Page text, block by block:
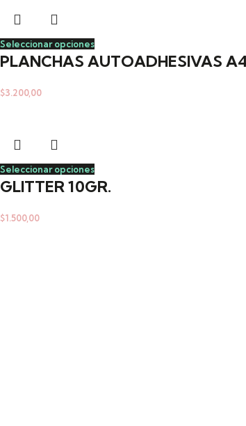
Seleccionar opciones
PLANCHAS AUTOADHESIVAS
$3.200,00
Seleccionar opciones
GLITTER 10GR.
$1.500,00